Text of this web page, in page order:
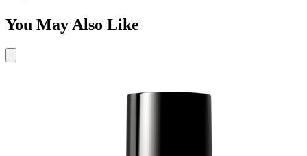
You May Also Like